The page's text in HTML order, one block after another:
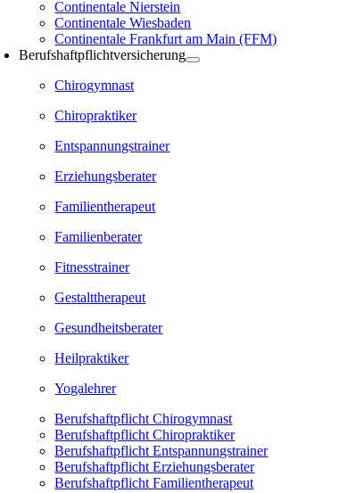
Continentale Nierstein
Continentale Wiesbaden
Continentale Frankfurt am Main (FFM)
Berufshaftpflichtversicherung
Chirogymnast
Chiropraktiker
Entspannungstrainer
Erziehungsberater
Familientherapeut
Familienberater
Fitnesstrainer
Gestalttherapeut
Gesundheitsberater
Heilpraktiker
Yogalehrer
Berufshaftpflicht Chirogymnast
Berufshaftpflicht Chiropraktiker
Berufshaftpflicht Entspannungstrainer
Berufshaftpflicht Erziehungsberater
Berufshaftpflicht Familientherapeut